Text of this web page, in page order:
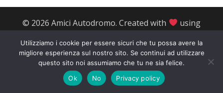
© 2026 Amici Autodromo. Created with
using
Utilizziamo i cookie per essere sicuri che tu possa avere la
migliore esperienza sul nostro sito. Se continui ad utilizzare
questo sito noi assumiamo che tu ne sia felice.
Ok
No Privacy policy